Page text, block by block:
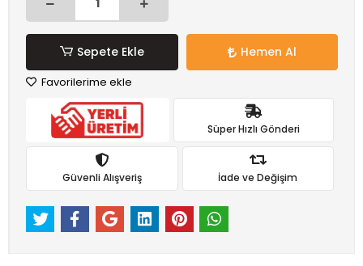
Sepete Ekle Hemen Al
Favorilerime ekle
Süper Hızlı Gönderi
Güvenli Alışveriş İade ve Değişim